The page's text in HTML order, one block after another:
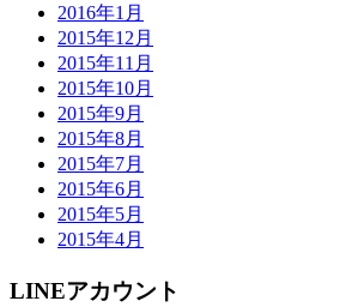
2016年1月
2015年12月
2015年11月
2015年10月
2015年9月
2015年8月
2015年7月
2015年6月
2015年5月
2015年4月
LINEアカウント